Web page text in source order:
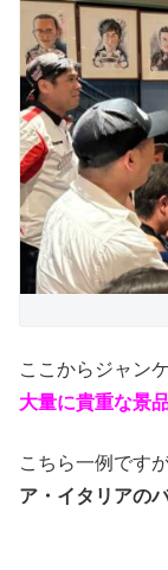
ここからジャン
大量に貴重な景
こちら一例です
ア・イタリアの